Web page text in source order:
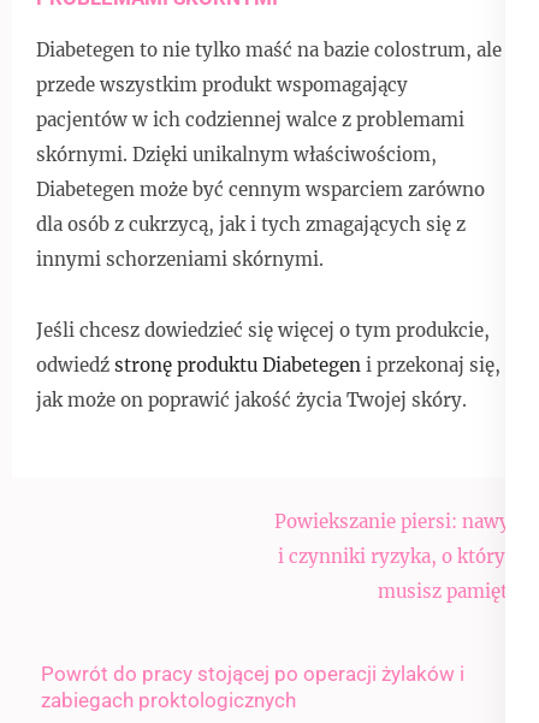
Diabetegen to nie tylko maść na bazie colostrum, ale
przede wszystkim produkt wspomagający
pacjentów w ich codziennej walce z problemami
skórnymi. Dzięki unikalnym właściwościom,
Diabetegen może być cennym wsparciem zarówno
dla osób z cukrzycą, jak i tych zmagających się z
innymi schorzeniami skórnymi.
Jeśli chcesz dowiedzieć się więcej o tym produkcie,
odwiedź stronę produktu Diabetegen i przekonaj się,
jak może on poprawić jakość życia Twojej skóry.
Powiekszanie piersi: nawyki
i czynniki ryzyka, o których
musisz pamiętać
Powrót do pracy stojącej po operacji żylaków i
zabiegach proktologicznych